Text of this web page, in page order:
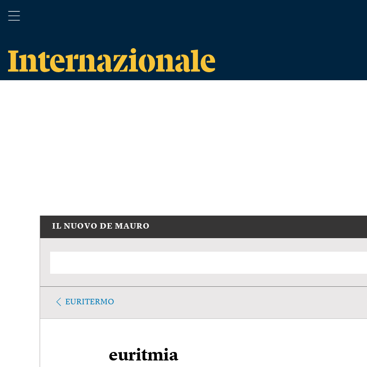
IL NUOVO DE MAURO
EURITERMO
euritmia